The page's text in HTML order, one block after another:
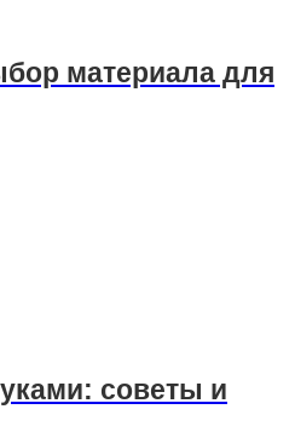
материала для
советы и